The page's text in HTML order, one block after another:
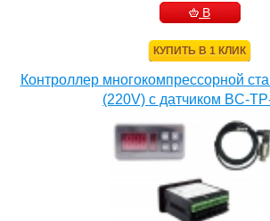
В
КУПИТЬ В 1 КЛИК
Контроллер многокомпрессорной
(220V) с датчиком BC-